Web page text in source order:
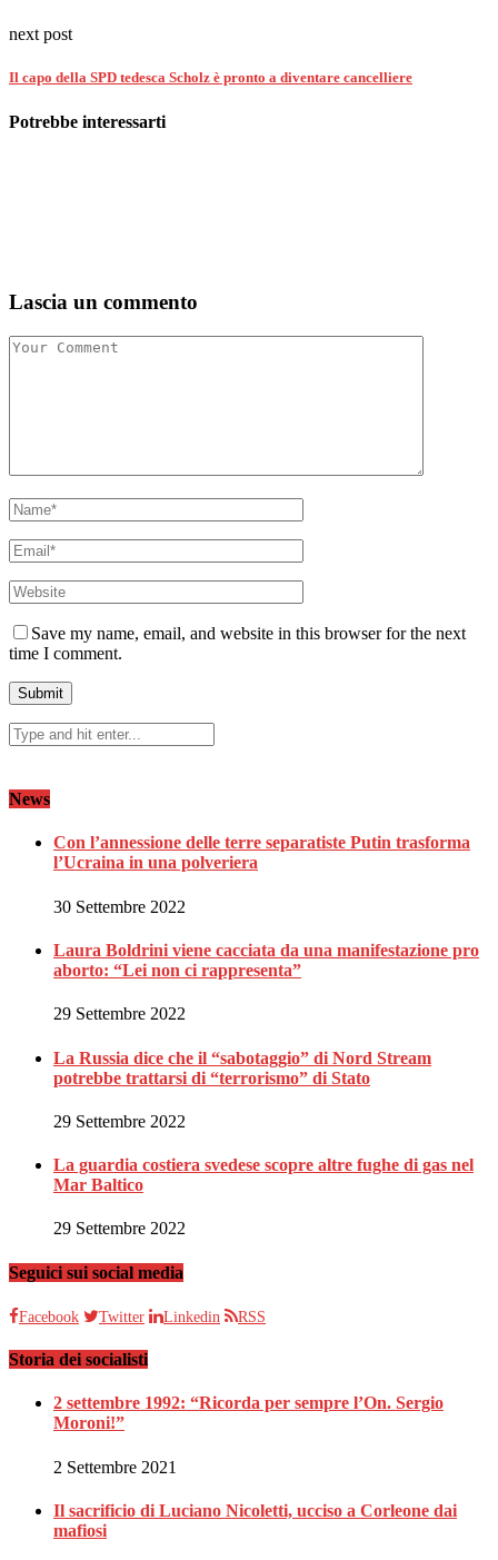
next post
Il capo della SPD tedesca Scholz è pronto a diventare cancelliere
Potrebbe interessarti
Lascia un commento
Save my name, email, and website in this browser for the next
time I comment.
News
Con l’annessione delle terre separatiste Putin trasforma
l’Ucraina in una polveriera
30 Settembre 2022
Laura Boldrini viene cacciata da una manifestazione pro
aborto: “Lei non ci rappresenta”
29 Settembre 2022
La Russia dice che il “sabotaggio” di Nord Stream
potrebbe trattarsi di “terrorismo” di Stato
29 Settembre 2022
La guardia costiera svedese scopre altre fughe di gas nel
Mar Baltico
29 Settembre 2022
Seguici sui social media
Facebook Twitter Linkedin RSS
Storia dei socialisti
2 settembre 1992: “Ricorda per sempre l’On. Sergio
Moroni!”
2 Settembre 2021
Il sacrificio di Luciano Nicoletti, ucciso a Corleone dai
mafiosi